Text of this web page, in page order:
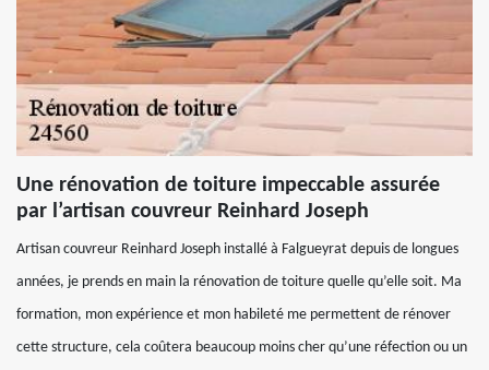
Une rénovation de toiture impeccable assurée
par l’artisan couvreur Reinhard Joseph
Artisan couvreur Reinhard Joseph installé à Falgueyrat depuis de longues
années, je prends en main la rénovation de toiture quelle qu’elle soit. Ma
formation, mon expérience et mon habileté me permettent de rénover
cette structure, cela coûtera beaucoup moins cher qu’une réfection ou un